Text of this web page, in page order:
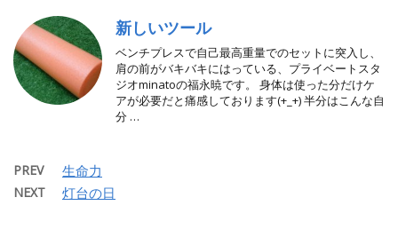
新しいツール
ベンチプレスで自己最高重量でのセットに突入し、
肩の前がバキバキにはっている、プライベートスタ
ジオminatoの福永暁です。 身体は使った分だけケ
アが必要だと痛感しております(+_+) 半分はこんな自
分 …
PREV 生命力
NEXT 灯台の日